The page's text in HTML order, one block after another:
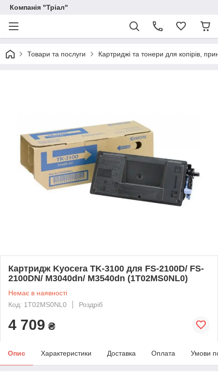
Компанія "Тріал"
Товари та послуги Картриджі та тонери для копірів,
Картридж Kyocera TK-3100 для FS-2100D/ FS-
2100DN/ M3040dn/ M3540dn (1T02MS0NL0)
Немає в наявності
Код: 1T02MS0NL0
Роздріб
4 709 ₴
Опис Характеристики Доставка Оплата Умови